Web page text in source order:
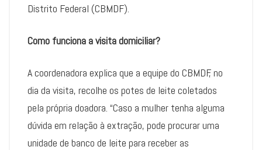
Distrito Federal (CBMDF).
Como funciona a visita domiciliar?
A coordenadora explica que a equipe do CBMDF, no
dia da visita, recolhe os potes de leite coletados
pela própria doadora. “Caso a mulher tenha alguma
dúvida em relação à extração, pode procurar uma
unidade de banco de leite para receber as